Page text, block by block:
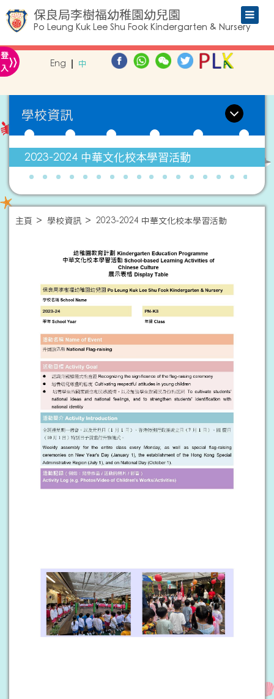
保良局李樹福幼稚園幼兒園
Po Leung Kuk Lee Shu Fook Kindergarten & Nursery
登
入» Eng 中
學校資訊
2023-2024 中華文化校本學習活動
主頁 學校資訊 2023-2024 中華文化校本學習活動